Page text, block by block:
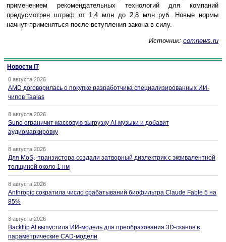
применением рекомендательных технологий для компаний
предусмотрен штраф от 1,4 млн до 2,8 млн руб. Новые нормы
начнут применяться после вступления закона в силу.
Источник: comnews.ru
Новости IT
8 августа 2026
AMD договорилась о покупке разработчика специализированных ИИ-
чипов Taalas
8 августа 2026
Suno ограничит массовую выгрузку AI-музыки и добавит
аудиомаркировку
8 августа 2026
Для MoS₂-транзистора создали затворный диэлектрик с эквивалентной
толщиной около 1 нм
8 августа 2026
Anthropic сократила число срабатываний биофильтра Claude Fable 5 на
85%
8 августа 2026
Backflip AI выпустила ИИ-модель для преобразования 3D-сканов в
параметрические CAD-модели